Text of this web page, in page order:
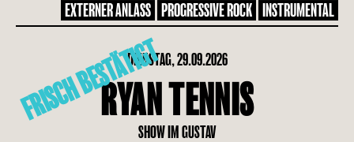
EXTERNER ANLASS PROGRESSIVE ROCK INSTRUMENTAL
DIENSTAG, 29.09.2026
FRISCH BESTÄTIGTRYAN TENNIS
SHOW IM GUSTAV